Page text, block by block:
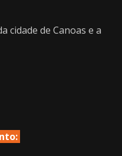
cidade de Canoas e a